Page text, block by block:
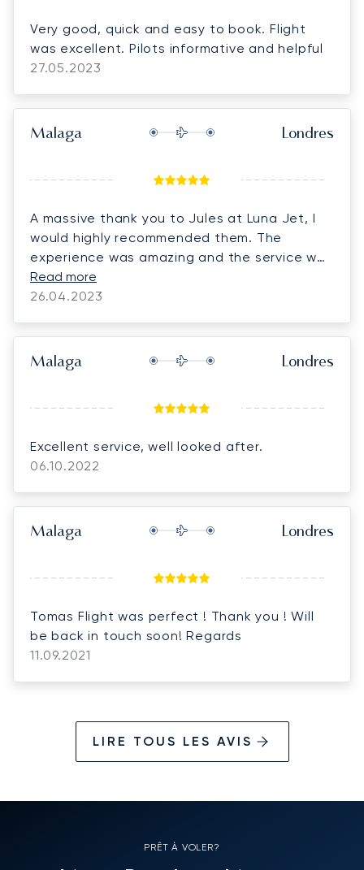
Very good, quick and easy to book. Flight
was excellent. Pilots informative and helpful
27.05.2023
Malaga Londres
A massive thank you to Jules at Luna Jet, I
would highly recommended them. The
experience was amazing and the service was
beyond first class from start to finish. I will be
using Luna again in the near future.
Read more
26.04.2023
Malaga Londres
Excellent service, well looked after.
06.10.2022
Malaga Londres
Tomas Flight was perfect ! Thank you ! Will
be back in touch soon! Regards
11.09.2021
LIRE TOUS LES AVIS
PRÊT À VOLER?